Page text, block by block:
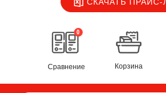
0
Сравнение Корзина